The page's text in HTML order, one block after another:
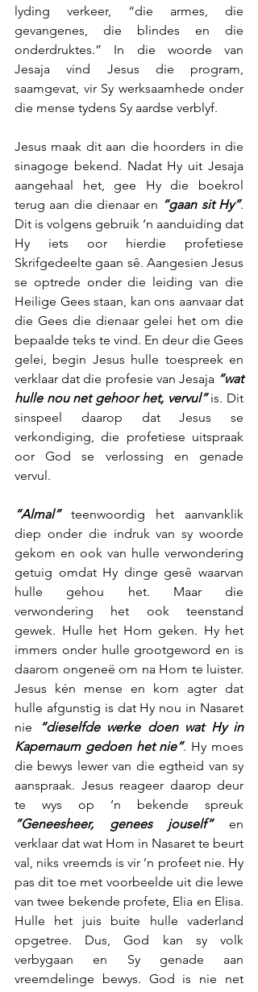
lyding verkeer, “die armes, die
gevangenes, die blindes en die
onderdruktes.” In die woorde van
Jesaja vind Jesus die program,
saamgevat, vir Sy werksaamhede onder
die mense tydens Sy aardse verblyf.
Jesus maak dit aan die hoorders in die
sinagoge bekend. Nadat Hy uit Jesaja
aangehaal het, gee Hy die boekrol
terug aan die dienaar en “gaan sit Hy”.
Dit is volgens gebruik ‘n aanduiding dat
Hy iets oor hierdie profetiese
Skrifgedeelte gaan sê. Aangesien Jesus
se optrede onder die leiding van die
Heilige Gees staan, kan ons aanvaar dat
die Gees die dienaar gelei het om die
bepaalde teks te vind. En deur die Gees
gelei, begin Jesus hulle toespreek en
verklaar dat die profesie van Jesaja “wat
hulle nou net gehoor het, vervul” is. Dit
sinspeel daarop dat Jesus se
verkondiging, die profetiese uitspraak
oor God se verlossing en genade
vervul.
“Almal” teenwoordig het aanvanklik
diep onder die indruk van sy woorde
gekom en ook van hulle verwondering
getuig omdat Hy dinge gesê waarvan
hulle gehou het. Maar die
verwondering het ook teenstand
gewek. Hulle het Hom geken. Hy het
immers onder hulle grootgeword en is
daarom ongeneë om na Hom te luister.
Jesus kén mense en kom agter dat
hulle afgunstig is dat Hy nou in Nasaret
nie
“dieselfde werke doen wat Hy in
Kapernaum gedoen het nie”. Hy moes
die bewys lewer van die egtheid van sy
aanspraak. Jesus reageer daarop deur
”Geneesheer, genees jouself” en
verklaar dat wat Hom in Nasaret te beurt
val, niks vreemds is vir ’n profeet nie. Hy
pas dit toe met voorbeelde uit die lewe
van twee bekende profete, Elia en Elisa.
Hulle het juis buite hulle vaderland
opgetree. Dus, God kan sy volk
verbygaan en Sy genade aan
vreemdelinge bewys. God is nie net